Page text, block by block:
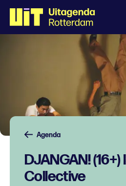
Agenda
DJANGAN!
Collective